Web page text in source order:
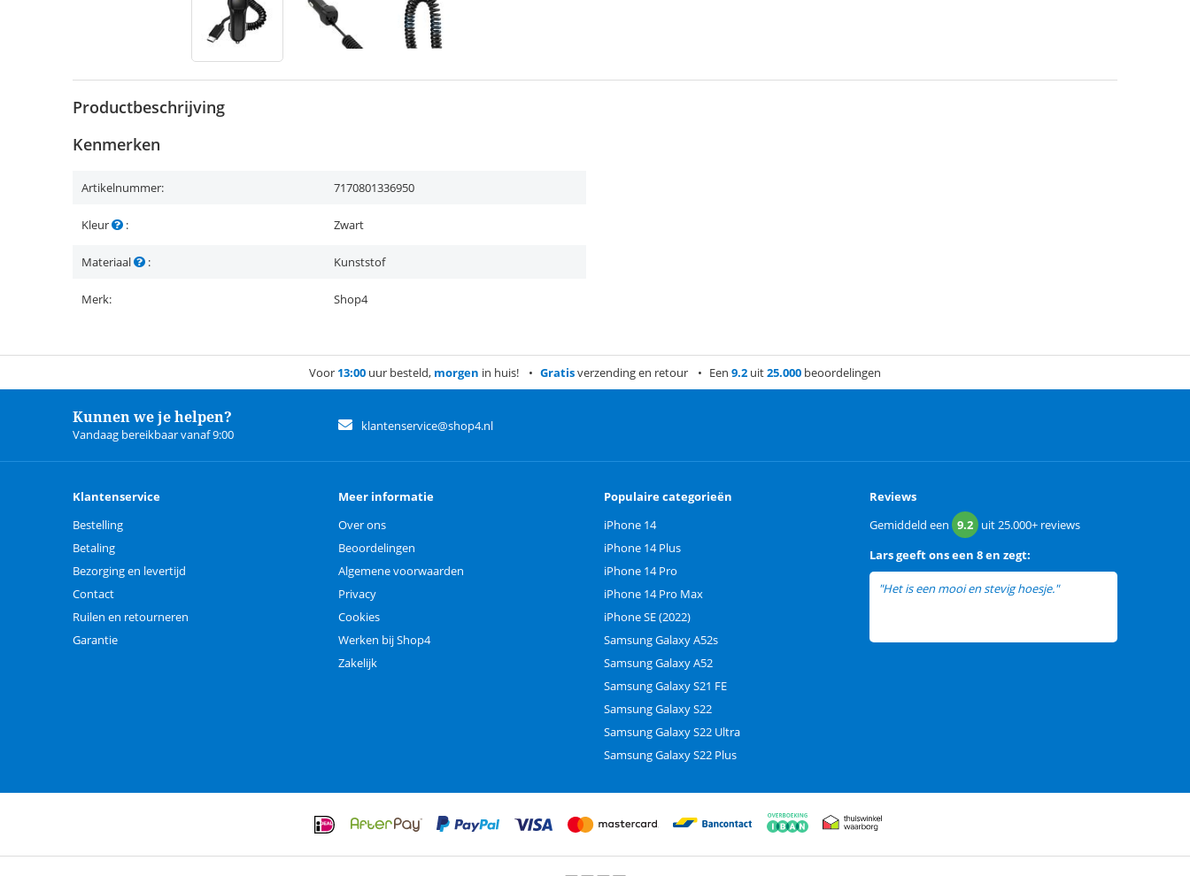
Productbeschrijving
Kenmerken
Artikelnummer: 7170801336950
Kleur : Zwart
Materiaal : Kunststof
Merk: Shop4
Voor 13:00 uur besteld, morgen in huis! Gratisverzending en retour Een 9.2 uit25.000 beoordelingen
Kunnen we je helpen?
Vandaag bereikbaar vanaf 9:00
klantenservice@shop4.nl
Klantenservice
Bestelling
Betaling
Bezorging en levertijd
Contact
Ruilen en retourneren
Garantie
Meer informatie
Over ons
Beoordelingen
Algemene voorwaarden
Privacy
Cookies
Werken bij Shop4
Zakelijk
Populaire categorieën
iPhone 14
iPhone 14 Plus
iPhone 14 Pro
iPhone 14 Pro Max
iPhone SE (2022)
Samsung Galaxy A52s
Samsung Galaxy A52
Samsung Galaxy S21 FE
Samsung Galaxy S22
Samsung Galaxy S22 Ultra
Samsung Galaxy S22 Plus
Reviews
Gemiddeld een 9.2 uit25.000+ reviews
Larsgeeft ons een 8 en zegt:
"Het is een mooi en stevig hoesje."